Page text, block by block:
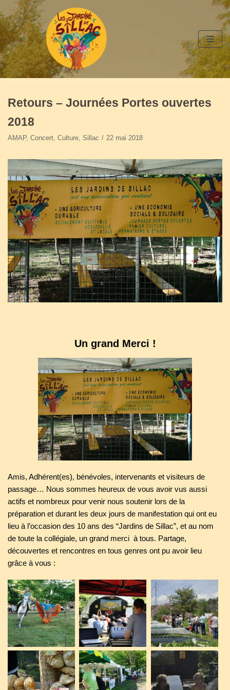
Aller
au
contenu
Retours – Journées Portes ouvertes
2018
AMAP, Concert Culture Sillac 22 mai 2018
Un grand Merci !
Amis, Adhérent(es), bénévoles, intervenants et visiteurs de
passage… Nous sommes heureux de vous avoir vus aussi
actifs et nombreux pour venir nous soutenir lors de la
préparation et durant les deux jours de manifestation qui ont eu
lieu à l’occasion des 10 ans des “Jardins de Sillac”, et au nom
de toute la collégiale, un grand merci à tous. Partage,
découvertes et rencontres en tous genres ont pu avoir lieu
grâce à vous :